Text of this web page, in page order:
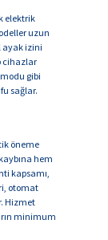
elektrik
uzun
ayak izini
cihazlar
gibi
sağlar.
öneme
hem
kapsamı,
otomat
Hizmet
minimum